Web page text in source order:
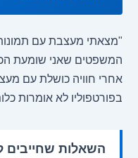
"מצאתי מעצבת עם
המשפטים שאני שומעת
אחרי חוויה כושלת עם
בפורטפוליו לא אומרות
השאלות שחייבים